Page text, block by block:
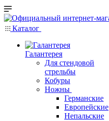
Каталог
Галантерея
Для стендовой
стрельбы
Кобуры
Ножны
Германские
Европейские
Непальские